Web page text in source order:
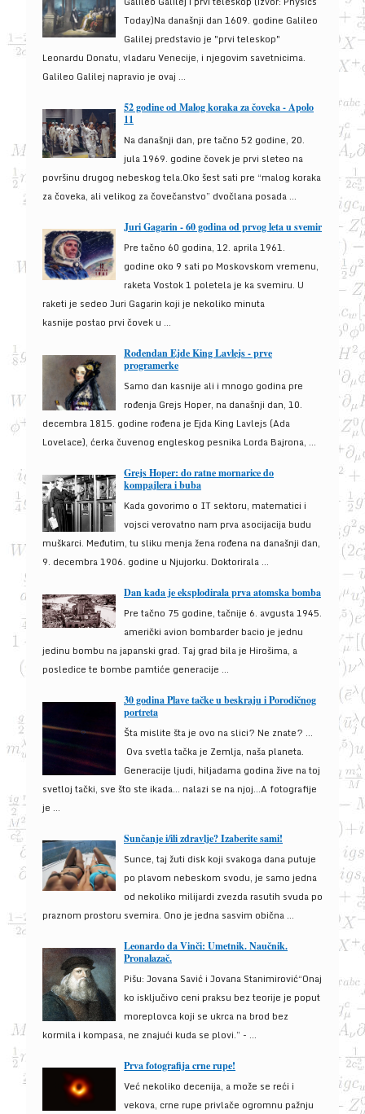
Today)Na današnji dan 1609. godine Galileo
Galilej predstavio je "prvi teleskop"
Leonardu Donatu, vladaru Venecije, i njegovim savetnicima.
Galileo Galilej napravio je ovaj ...
52 godine od Malog koraka za čoveka - Apolo
11
Na današnji dan, pre tačno 52 godine, 20.
jula 1969. godine čovek je prvi sleteo na
površinu drugog nebeskog tela.Oko šest sati pre “malog koraka
za čoveka, ali velikog za čovečanstvo” dvočlana posada ...
Juri Gagarin - 60 godina od prvog leta u svemir
Pre tačno 60 godina, 12. aprila 1961.
godine oko 9 sati po Moskovskom vremenu,
raketa Vostok 1 poletela je ka svemiru. U
raketi je sedeo Juri Gagarin koji je nekoliko minuta
kasnije postao prvi čovek u ...
Rođendan Ejde King Lavlejs - prve
programerke
Samo dan kasnije ali i mnogo godina pre
rođenja Grejs Hoper, na današnji dan, 10.
decembra 1815. godine rođena je Ejda King Lavlejs (Ada
Lovelace), ćerka čuvenog engleskog pesnika Lorda Bajrona, ...
Grejs Hoper: do ratne mornarice do
kompajlera i buba
Kada govorimo o IT sektoru, matematici i
vojsci verovatno nam prva asocijacija budu
muškarci. Međutim, tu sliku menja žena rođena na današnji dan,
9. decembra 1906. godine u Njujorku. Doktorirala ...
Dan kada je eksplodirala prva atomska bomba
Pre tačno 75 godine, tačnije 6. avgusta 1945.
američki avion bombarder bacio je jednu
jedinu bombu na japanski grad. Taj grad bila je Hirošima, a
posledice te bombe pamtiće generacije ...
30 godina Plave tačke u beskraju i Porodičnog
portreta
Šta mislite šta je ovo na slici? Ne znate? …
Ova svetla tačka je Zemlja, naša planeta.
Generacije ljudi, hiljadama godina žive na toj
svetloj tački, sve što ste ikada… nalazi se na njoj…A fotografije
je ...
Sunčanje i/ili zdravlje? Izaberite sami!
Sunce, taj žuti disk koji svakoga dana putuje
po plavom nebeskom svodu, je samo jedna
od nekoliko milijardi zvezda rasutih svuda po
praznom prostoru svemira. Ono je jedna sasvim obična ...
Leonardo da Vinči: Umetnik. Naučnik.
Pronalazač.
Pišu: Jovana Savić i Jovana Stanimirović“Onaj
ko isključivo ceni praksu bez teorije je poput
moreplovca koji se ukrca na brod bez
kormila i kompasa, ne znajući kuda se plovi.” - ...
Prva fotografija crne rupe!
Već nekoliko decenija, a može se reći i
vekova, crne rupe privlače ogromnu pažnju